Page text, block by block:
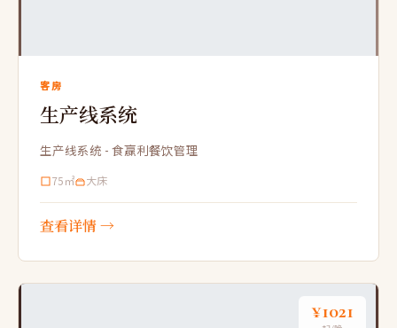
客房
生产线系统
生产线系统 - 食赢利餐饮管理
75㎡ 大床
查看详情 →
¥1021